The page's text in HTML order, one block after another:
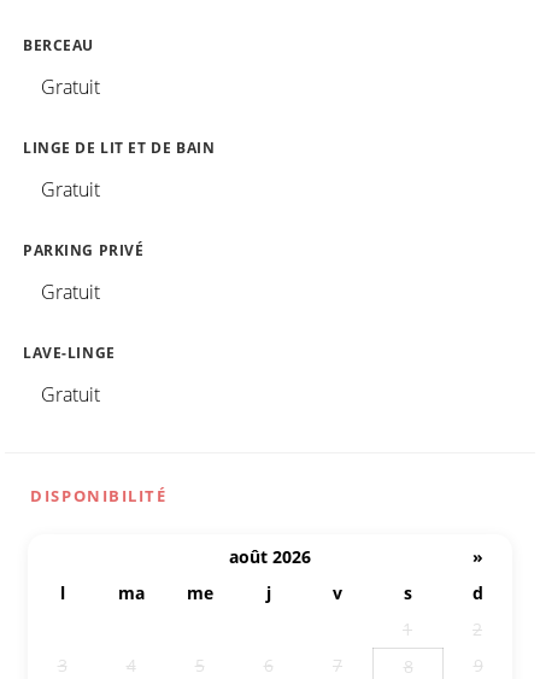
BERCEAU
Gratuit
LINGE DE LIT ET DE BAIN
Gratuit
PARKING PRIVÉ
Gratuit
LAVE-LINGE
Gratuit
DISPONIBILITÉ
août 2026
»
l
ma me j v s
d
1
2
3
4 5 6 7 8
9